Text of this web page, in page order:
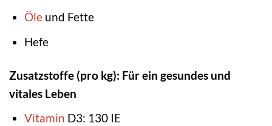
Öleund Fette
Hefe
Zusatzstoffe (pro kg): Für ein gesundes und
vitales Leben
Vitamin D3: 130 IE